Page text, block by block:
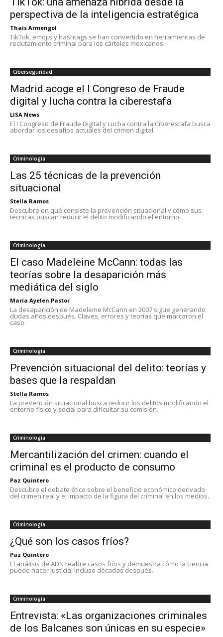
perspectiva de la inteligencia estratégica
Thaís Armengol
TikTok, emojis y hashtags se han convertido en herramientas de
reclutamiento criminal para los cárteles mexicanos.
Ciberseguridad
Madrid acoge el I Congreso de Fraude
digital y lucha contra la ciberestafa
LISA News
El I Congreso de Fraude Digital y Lucha contra la Ciberestafa busca
abordar los desafíos actuales del crimen digital.
Criminología
Las 25 técnicas de la prevención
situacional
Stella Ramos
Descubre en qué consiste la prevención situacional y cómo sus
técnicas buscan reducir el delito modificando el entorno.
Criminología
El caso Madeleine McCann: todas las
teorías sobre la desaparición más
mediática del siglo
María Ayelen Pastor
La desaparición de Madeleine McCann en 2007 sigue generando
dudas años después. Claves, errores y teorías que marcaron el
caso.
Criminología
Prevención situacional del delito: teorías y
bases que la respaldan
Stella Ramos
La prevención situacional busca reducir los delitos modificando el
entorno físico y social para dificultar su comisión.
Criminología
Mercantilización del crimen: cuando el
criminal es el producto de consumo
Paz Quintero
Descubre el debate ético sobre el beneficio económico derivado
del crimen real y el impacto de la figura del criminal en los medios.
Criminología
¿Qué son los casos fríos?
Paz Quintero
El análisis de ADN reabre casos fríos y demuestra cómo la ciencia
puede hacer justicia, incluso décadas después.
Criminología
Entrevista: «Las organizaciones criminales
de los Balcanes son únicas en su especie»